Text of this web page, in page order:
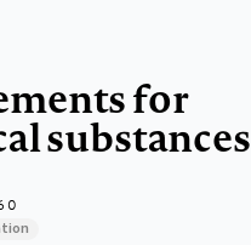
for
substances